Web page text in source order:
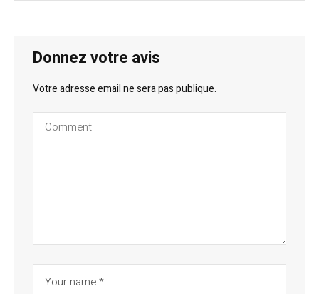
Donnez votre avis
Votre adresse email ne sera pas publique.